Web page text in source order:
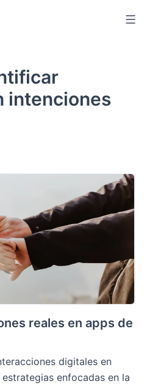
intenciones
reales en apps de
digitales en
enfocadas en la